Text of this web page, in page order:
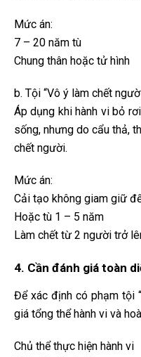
Mức án:
7 – 20 năm tù
Chung thân hoặc tử hình
b. Tội “Vô ý làm chết
Áp dụng khi hành vi bỏ
sống, nhưng do cẩu thả,
chết người.
Mức án:
Cải tạo không giam giữ
Hoặc tù 1 – 5 năm
Làm chết từ 2 người trở
4. Cần đánh giá toàn
Để xác định có phạm tội
giá tổng thể hành vi và
Chủ thể thực hiện hành vi